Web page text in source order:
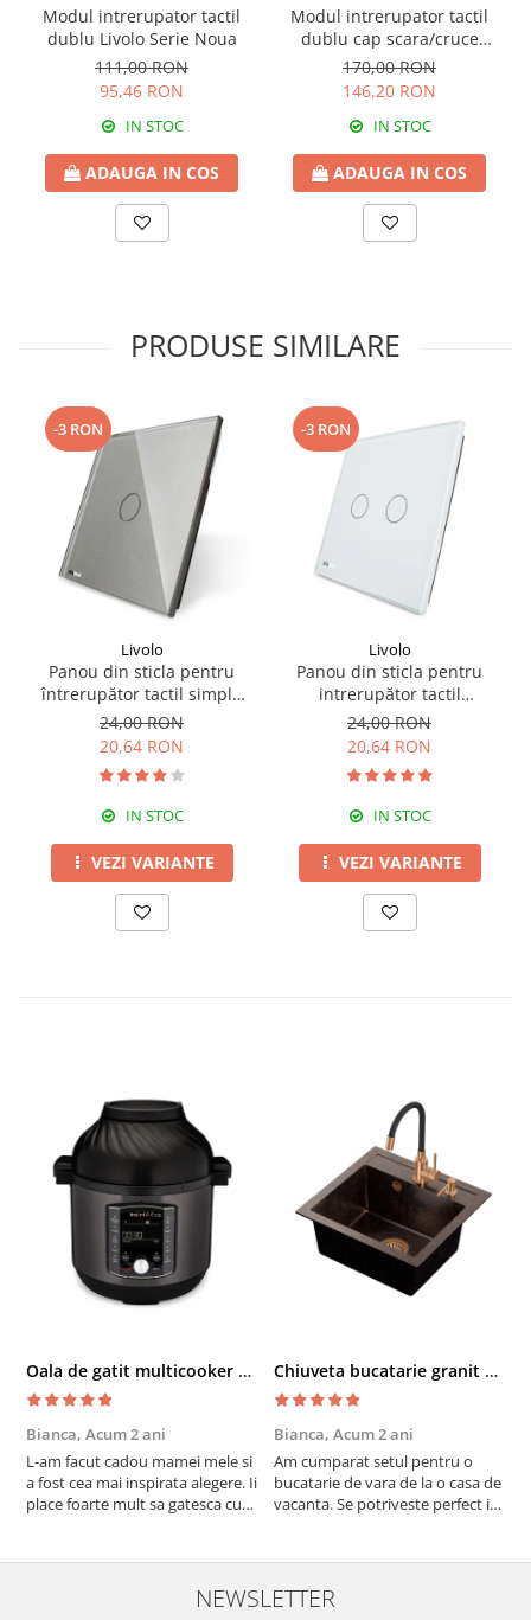
Modul intrerupator tactil
dublu Livolo Serie Noua
111,00 RON
95,46 RON
IN STOC
ADAUGA IN COS
Modul intrerupator tactil
dublu cap scara/cruce
Livolo Serie Noua
170,00 RON
146,20 RON
IN STOC
ADAUGA IN COS
PRODUSE SIMILARE
-3 RON
Livolo
Panou din sticla pentru
întrerupător tactil simplu
Livolo
24,00 RON
20,64 RON
IN STOC
VEZI VARIANTE
-3 RON
Livolo
Panou din sticla pentru
intrerupător tactil
dublu,Livolo
24,00 RON
20,64 RON
IN STOC
VEZI VARIANTE
Oala de gatit multicooker 11 functii Instant Pot Pro Crisp 8 + Air Fryer 7.6 lt
Bianca, Acum 2 ani
L-am facut cadou mamei mele si
a fost cea mai inspirata alegere. Ii
place foarte mult sa gatesca cu
cratita...ma gandesc serios sa imi
cumpar si eu! Recomand mult !
Chiuveta bucatarie granit cu finisaj negru perlat/cupru Steingran Art Copper cu dozator si baterie Quadron
Bianca, Acum 2 ani
Am cumparat setul pentru o
bucatarie de vara de la o casa de
vacanta. Se potriveste perfect in
buna, recomand cu drag !
NEWSLETTER